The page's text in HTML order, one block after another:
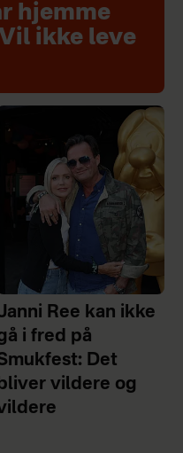
hjemme
ikke leve
Ree kan ikke
i fred på
Det
bliver vildere og